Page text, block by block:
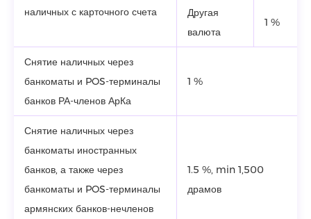
наличных с карточного счета
Другая
валюта
1 %
Снятие наличных через
банкоматы и POS-терминалы
банков РА-членов АрКа
1 %
Снятие наличных через
банкоматы иностранных
банков, а также через
банкоматы и POS-терминалы
армянских банков-нечленов
1.5 %, min 1,500
драмов